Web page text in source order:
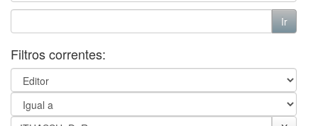
Filtros correntes: